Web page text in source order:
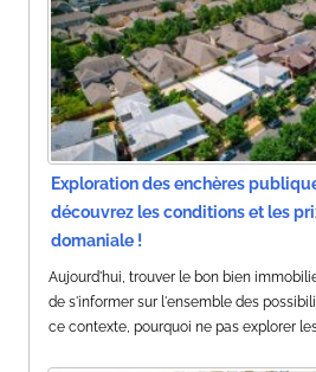
Exploration des enchères
découvrez les conditions et les
domaniale !
Aujourd'hui, trouver le bon bien
de s'informer sur l'ensemble des
ce contexte, pourquoi ne pas explorer les